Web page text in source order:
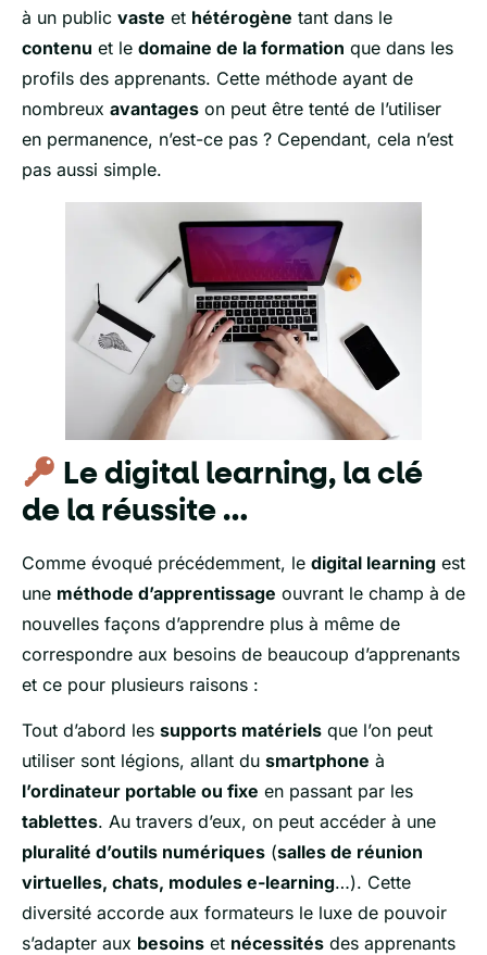
à un public vaste et hétérogène tant dans le
contenu et le domaine de la formation que dans les
profils des apprenants. Cette méthode ayant de
nombreux avantages on peut être tenté de l’utiliser
en permanence, n’est-ce pas ? Cependant, cela n’est
pas aussi simple.
Le digital learning, la clé
de la réussite …
Comme évoqué précédemment, le digital learning est
une méthode d’apprentissage ouvrant le champ à de
nouvelles façons d’apprendre plus à même de
correspondre aux besoins de beaucoup d’apprenants
et ce pour plusieurs raisons :
Tout d’abord les supports matériels que l’on peut
utiliser sont légions, allant du smartphone à
l’ordinateur portable ou fixe en passant par les
tablettes. Au travers d’eux, on peut accéder à une
pluralité d’outils numériques (salles de réunion
virtuelles, chats, modules e-learning…). Cette
diversité accorde aux formateurs le luxe de pouvoir
s’adapter aux besoins et nécessités des apprenants